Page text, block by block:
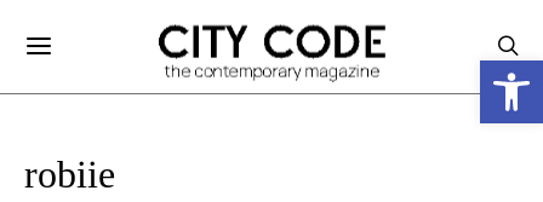
robiie